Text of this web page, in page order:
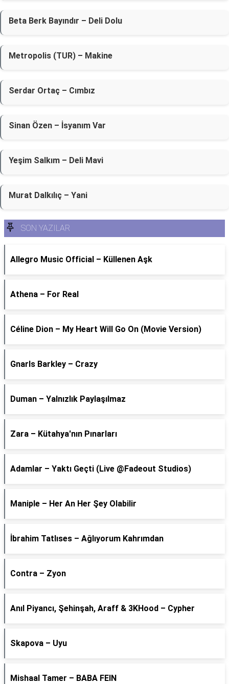
Beta Berk Bayındır – Deli Dolu
Metropolis (TUR) – Makine
Serdar Ortaç – Cımbız
Sinan Özen – İsyanım Var
Yeşim Salkım – Deli Mavi
Murat Dalkılıç – Yani
SON YAZILAR
Allegro Music Official – Küllenen Aşk
Athena – For Real
Céline Dion – My Heart Will Go On (Movie Version)
Gnarls Barkley – Crazy
Duman – Yalnızlık Paylaşılmaz
Zara – Kütahya'nın Pınarları
Adamlar – Yaktı Geçti (Live @Fadeout Studios)
Maniple – Her An Her Şey Olabilir
İbrahim Tatlıses – Ağlıyorum Kahrımdan
Contra – Zyon
Anıl Piyancı, Şehinşah, Araff & 3KHood – Cypher
Skapova – Uyu
Mishaal Tamer – BABA FEIN